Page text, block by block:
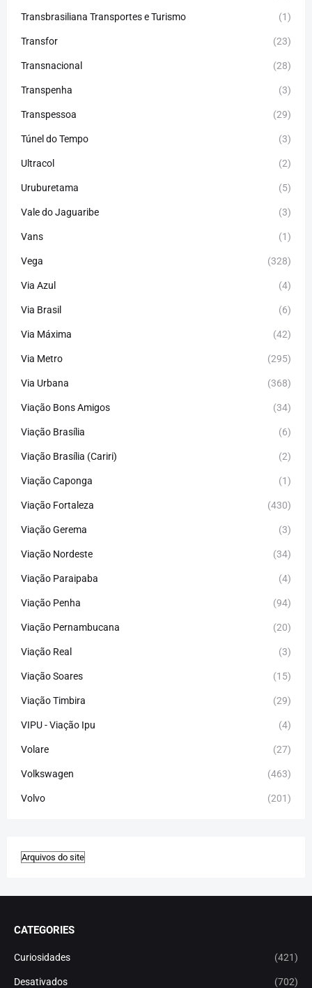
Transbrasiliana Transportes e Turismo (1)
Transfor (23)
Transnacional (28)
Transpenha (3)
Transpessoa (29)
Túnel do Tempo (3)
Ultracol (2)
Uruburetama (5)
Vale do Jaguaribe (3)
Vans (1)
Vega (328)
Via Azul (4)
Via Brasil (6)
Via Máxima (42)
Via Metro (295)
Via Urbana (368)
Viação Bons Amigos (34)
Viação Brasília (6)
Viação Brasília (Cariri) (2)
Viação Caponga (1)
Viação Fortaleza (430)
Viação Gerema (3)
Viação Nordeste (34)
Viação Paraipaba (4)
Viação Penha (94)
Viação Pernambucana (20)
Viação Real (3)
Viação Soares (15)
Viação Timbira (29)
VIPU - Viação Ipu (4)
Volare (27)
Volkswagen (463)
Volvo (201)
CATEGORIES
Curiosidades (421)
Desativados (702)